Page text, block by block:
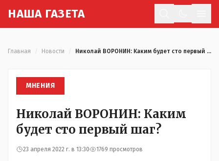
НАША ГАЗЕТА
Главная Новости Николай ВОРОНИН: Каким будет сто первый шаг?
МНЕНИЯ
Николай ВОРОНИН: Каким
будет сто первый шаг?
23 апреля 2022 г. в 13:30 1769 просмотров